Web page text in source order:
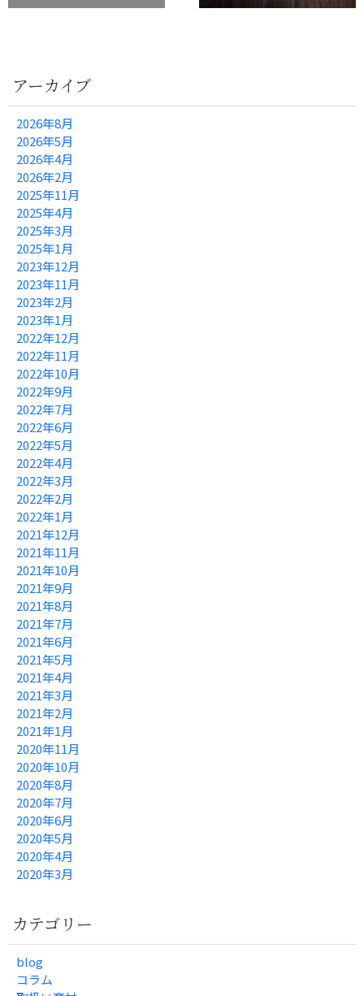
アーカイブ
2026年8月
2026年5月
2026年4月
2026年2月
2025年11月
2025年4月
2025年3月
2025年1月
2023年12月
2023年11月
2023年2月
2023年1月
2022年12月
2022年11月
2022年10月
2022年9月
2022年7月
2022年6月
2022年5月
2022年4月
2022年3月
2022年2月
2022年1月
2021年12月
2021年11月
2021年10月
2021年9月
2021年8月
2021年7月
2021年6月
2021年5月
2021年4月
2021年3月
2021年2月
2021年1月
2020年11月
2020年10月
2020年8月
2020年7月
2020年6月
2020年5月
2020年4月
2020年3月
カテゴリー
blog
コラム